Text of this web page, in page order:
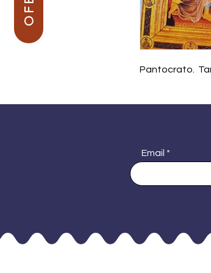
Pantocrato.
Email